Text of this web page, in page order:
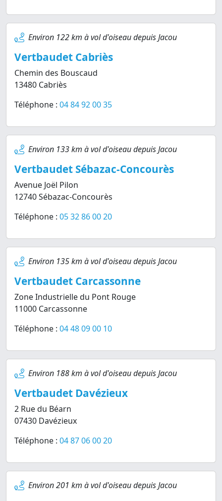
Environ 122 km à vol d'oiseau depuis Jacou
Vertbaudet Cabriès
Chemin des Bouscaud
13480 Cabriès
Téléphone : 04 84 92 00 35
Environ 133 km à vol d'oiseau depuis Jacou
Vertbaudet Sébazac-Concourès
Avenue Joël Pilon
12740 Sébazac-Concourès
Téléphone : 05 32 86 00 20
Environ 135 km à vol d'oiseau depuis Jacou
Vertbaudet Carcassonne
Zone Industrielle du Pont Rouge
11000 Carcassonne
Téléphone : 04 48 09 00 10
Environ 188 km à vol d'oiseau depuis Jacou
Vertbaudet Davézieux
2 Rue du Béarn
07430 Davézieux
Téléphone : 04 87 06 00 20
Environ 201 km à vol d'oiseau depuis Jacou